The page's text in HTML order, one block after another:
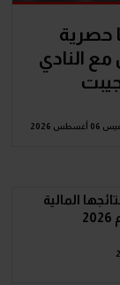
أومودا
05 أغسطس 2026
المالية